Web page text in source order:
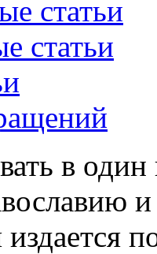
статьи
статьи
в